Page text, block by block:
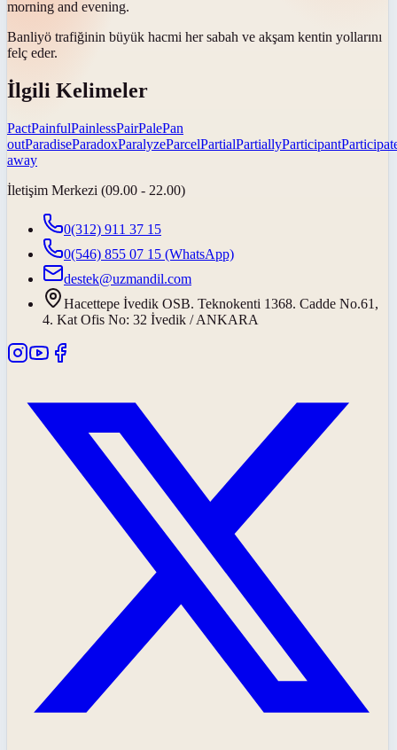
morning and evening.
Banliyö trafiğinin büyük hacmi her sabah ve akşam kentin yollarını
felç eder.
İlgili Kelimeler
PactPainfulPainlessPairPalePan
outParadiseParadoxParalyzeParcelPartialPartiallyParticipant
away
İletişim Merkezi (09.00 - 22.00)
0(312) 911 37 15
0(546) 855 07 15 (WhatsApp)
destek@uzmandil.com
Hacettepe İvedik OSB. Teknokenti 1368. Cadde No.61,
4. Kat Ofis No: 32 İvedik / ANKARA